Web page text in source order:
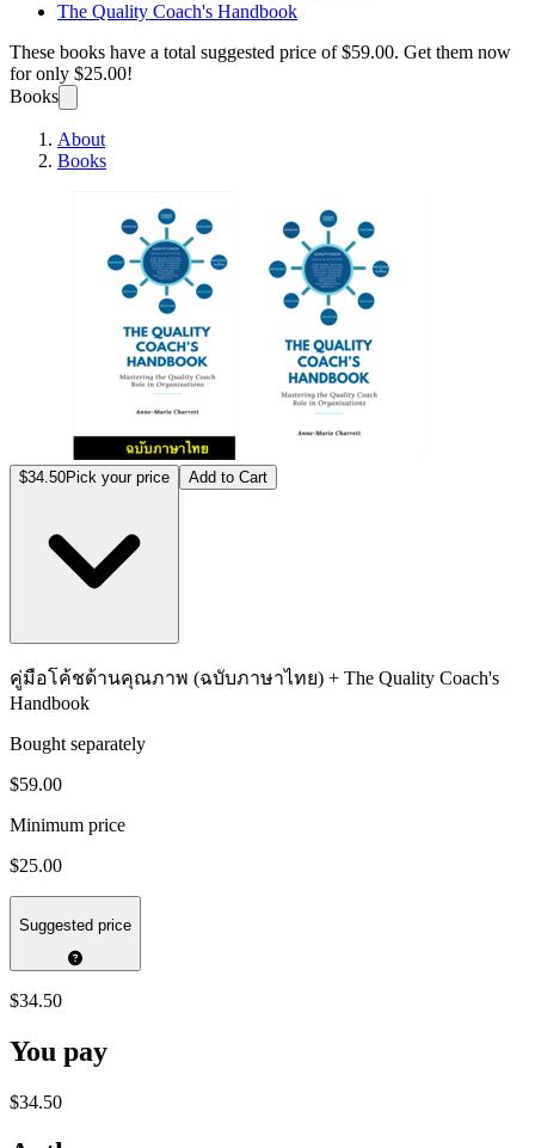
The Quality Coach's Handbook
These books have a total suggested price of$59.00. Get them now
for only $25.00!
Books
About
Books
$34.50Pick your price Add to Cart
คู่มือโค้ชด้านคุณภาพ (ฉบับภาษาไทย) + The Quality Coach's
Handbook
Bought separately
$59.00
Minimum price
$25.00
Suggested price
$34.50
You pay
$34.50